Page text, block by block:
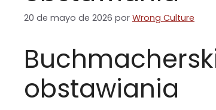
20 de mayo de 2026 por Wrong Culture
obstawiania